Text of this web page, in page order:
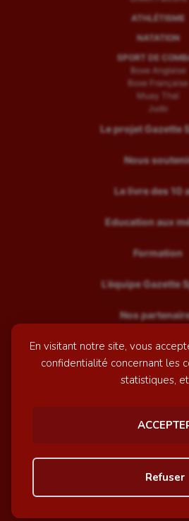
En visitant notre site, vous
confidentialité concernant les
statistiques,
Refuser
ATHLÉTISME
NATATION
SPORT DE
Boxe Anglaise
Boxe Française
Muay Thaï
Judo
Le projet Gazette
Nous
Le livre des 10
Education aux
Formation
L’équipe Gazette
Nos
Recrutement
Mentions
© GazetteSports - 2026 | Site
Awelty